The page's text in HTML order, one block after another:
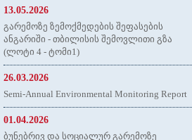
13.05.2026
გარემოზე ზემოქმედების შეფასების
ანგარიში - თბილისის შემოვლითი გზა
(ლოტი 4 - ტომი1)
26.03.2026
Semi-Annual Environmental Monitoring Report
01.04.2026
ბუნებრივ და სოციალურ გარემოზე